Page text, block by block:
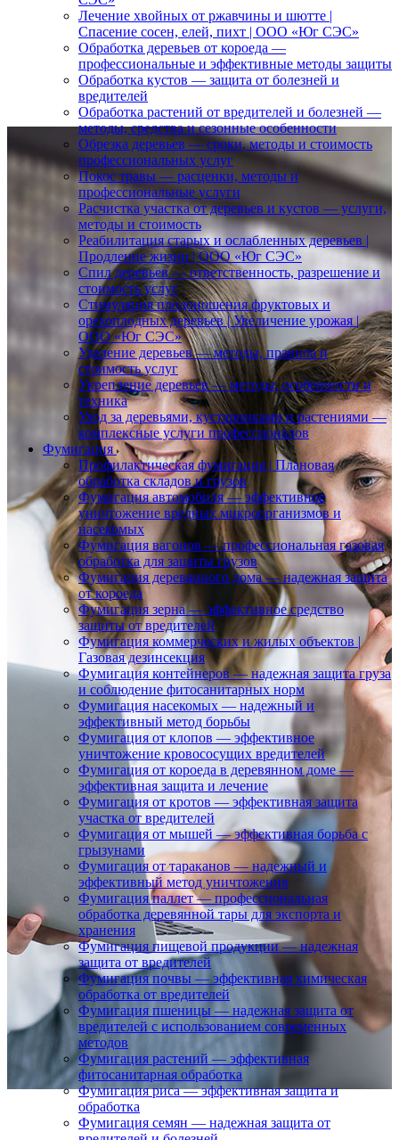
Лечение хвойных от ржавчины и шютте |
Спасение сосен, елей, пихт | ООО «Юг СЭС»
Обработка деревьев от короеда —
профессиональные и эффективные методы защиты
Обработка кустов — защита от болезней и
вредителей
Обработка растений от вредителей и болезней —
методы, средства и сезонные особенности
Обрезка деревьев — сроки, методы и стоимость
профессиональных услуг
Покос травы — расценки, методы и
профессиональные услуги
Расчистка участка от деревьев и кустов — услуги,
методы и стоимость
Реабилитация старых и ослабленных деревьев |
Продление жизни | ООО «Юг СЭС»
Спил деревьев — ответственность, разрешение и
стоимость услуг
Стимуляция плодоношения фруктовых и
орехоплодных деревьев | Увеличение урожая |
ООО «Юг СЭС»
Удаление деревьев — методы, правила и
стоимость услуг
Укрепление деревьев — методы, особенности и
техника
Уход за деревьями, кустарниками и растениями —
комплексные услуги профессионалов
Фумигация
Профилактическая фумигация | Плановая
обработка складов и грузов
Фумигация автомобиля — эффективное
уничтожение вредных микроорганизмов и
насекомых
Фумигация вагонов — профессиональная газовая
обработка для защиты грузов
Фумигация деревянного дома — надежная защита
от короеда
Фумигация зерна — эффективное средство
защиты от вредителей
Фумигация коммерческих и жилых объектов |
Газовая дезинсекция
Фумигация контейнеров — надежная защита груза
и соблюдение фитосанитарных норм
Фумигация насекомых — надежный и
эффективный метод борьбы
Фумигация от клопов — эффективное
уничтожение кровососущих вредителей
Фумигация от короеда в деревянном доме —
эффективная защита и лечение
Фумигация от кротов — эффективная защита
участка от вредителей
Фумигация от мышей — эффективная борьба с
грызунами
Фумигация от тараканов — надежный и
эффективный метод уничтожения
Фумигация паллет — профессиональная
обработка деревянной тары для экспорта и
хранения
Фумигация пищевой продукции — надежная
защита от вредителей
Фумигация почвы — эффективная химическая
обработка от вредителей
Фумигация пшеницы — надежная защита от
вредителей с использованием современных
методов
Фумигация растений — эффективная
фитосанитарная обработка
Фумигация риса — эффективная защита и
обработка
Фумигация семян — надежная защита от